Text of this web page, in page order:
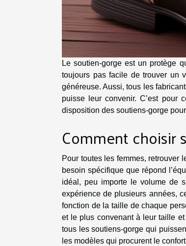
Le soutien-gorge est un protège
toujours pas facile de trouver un
généreuse. Aussi, tous les
puisse leur convenir. C’est pour
disposition des soutiens-gorge
Comment choisir
Pour toutes les femmes, retrouver
besoin spécifique que répond
idéal, peu importe le volume de
expérience de plusieurs années,
fonction de la taille de chaque
et le plus convenant à leur taille
tous les soutiens-gorge qui
les modèles qui procurent le